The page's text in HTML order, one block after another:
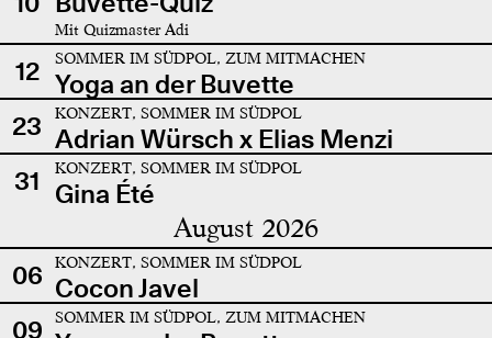
Mit Quizmaster Adi
12 SOMMER IM SÜDPOL, ZUM MITMACHEN
Yoga an der Buvette
23
KONZERT, SOMMER IM SÜDPOL
Adrian Würsch x Elias Menzi
31
KONZERT, SOMMER IM SÜDPOL
Gina Été
August 2026
06 KONZERT, SOMMER IM SÜDPOL
Cocon Javel
09
SOMMER IM SÜDPOL, ZUM MITMACHEN